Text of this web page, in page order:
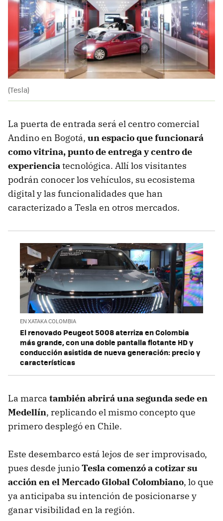
(Tesla)
La puerta de entrada será el centro comercial
Andino en Bogotá, un espacio que funcionará
como vitrina, punto de entrega y centro de
experienciatecnológica. Allí los visitantes
podrán conocer los vehículos, su ecosistema
digital y las funcionalidades que han
caracterizado a Tesla en otros mercados.
EN XATAKA COLOMBIA
El renovado Peugeot 5008 aterriza en Colombia
más grande, con una doble pantalla flotante HD y
conducción asistida de nueva generación: precio y
características
La marca también abrirá una segunda sede en
Medellín, replicando el mismo concepto que
primero desplegó en Chile.
Este desembarco está lejos de ser improvisado,
pues desde junioTesla comenzó a cotizar su
acción en el Mercado Global Colombiano, lo que
ya anticipaba su intención de posicionarse y
ganar visibilidad en la región.